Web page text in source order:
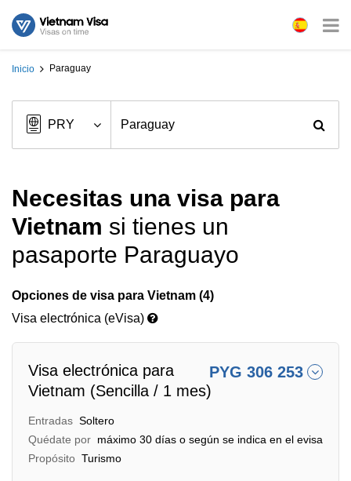
Inicio Paraguay
Necesitas una visa para
Vietnam si tienes un
pasaporte Paraguayo
Opciones de visa para Vietnam (4)
Visa electrónica (eVisa)
Visa electrónica para
Vietnam (Sencilla / 1 mes)
PYG 306 253
Entradas Soltero
Quédate por máximo 30 días o según se indica en el evisa
Propósito Turismo